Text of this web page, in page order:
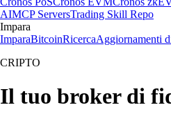
AIMCP ServersTrading Skill Repo
Impara
ImparaBitcoinRicercaAggiornamenti
CRIPTO
Il tuo broker di